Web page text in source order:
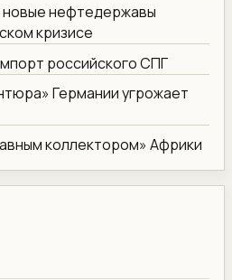
новые нефтедержавы
кризисе
российского СПГ
Германии угрожает
коллектором» Африки